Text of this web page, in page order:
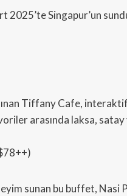
2025’te Singapur’un
Tiffany Cafe,
arasında laksa,
sunan bu buffet, Nasi